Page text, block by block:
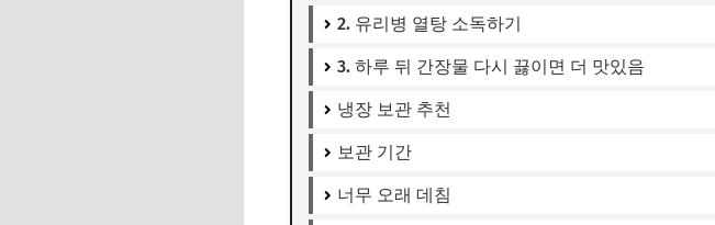
2. 유리병 열탕 소독하기
3. 하루 뒤 간장물 다시 끓이면 더 맛있음
냉장 보관 추천
보관 기간
너무 오래 데침